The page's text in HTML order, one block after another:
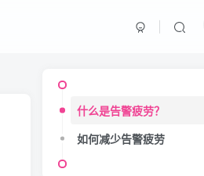
什么是告警疲劳？
如何减少告警疲劳